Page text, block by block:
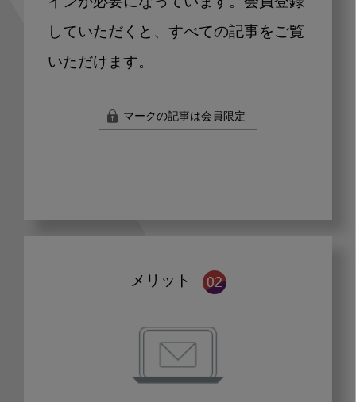
していただくと、すべての記事をご覧
いただけます。
マークの記事は会員限定
メリット